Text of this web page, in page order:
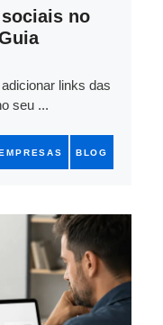
no
links das
seu ...
BLOG